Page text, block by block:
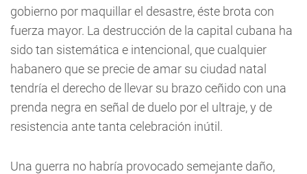
gobierno por maquillar el desastre, éste brota con
fuerza mayor. La destrucción de la capital cubana ha
sido tan sistemática e intencional, que cualquier
habanero que se precie de amar su ciudad natal
tendría el derecho de llevar su brazo ceñido con una
prenda negra en señal de duelo por el ultraje, y de
resistencia ante tanta celebración inútil.
Una guerra no habría provocado semejante daño,